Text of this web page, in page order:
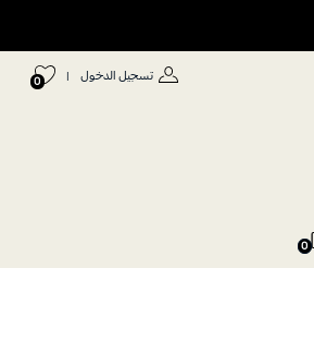
تسجيل الدخول |
0
0